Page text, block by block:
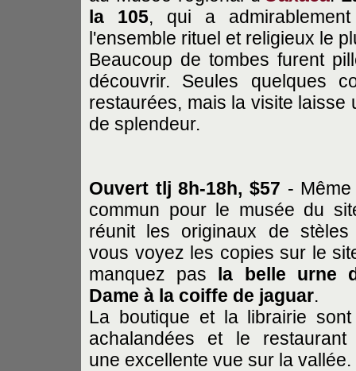
la 105, qui a
l'ensemble rituel et religieux le
Beaucoup de tombes furent
découvrir. Seules quelques
restaurées, mais la visite laisse
de splendeur.
Ouvert tlj 8h-18h, $57 -
commun pour le musée du
réunit les originaux de stèles
vous voyez les copies sur le
manquez pas la belle urne
Dame à la coiffe de jaguar.
La boutique et la librairie
achalandées et le restaurant
une excellente vue sur la vallée.